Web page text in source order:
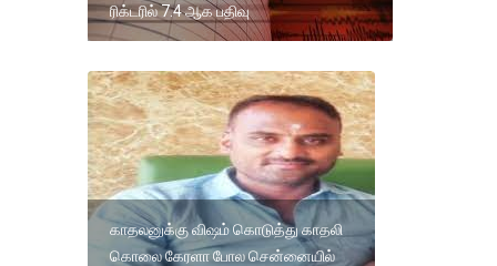
ரிக்டரில் 7.4 ஆக பதிவு
காதலனுக்கு விஷம் கொடுத்து காதலி
கொலை கேரளா போல சென்னையில்